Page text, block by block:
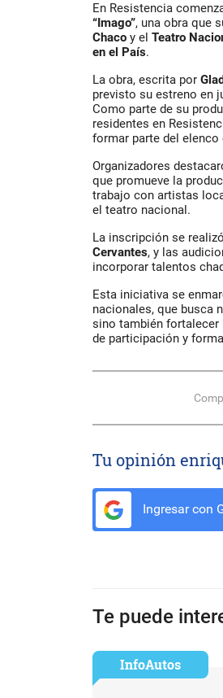
En Resistencia
“Imago”, una obra que
Chaco y el Teatro
en el País.
La obra, escrita por
previsto su estreno en
Como parte de su
residentes en
formar parte del
Organizadores
que promueve la
trabajo con artistas
el teatro nacional.
La inscripción se
Cervantes, y las
incorporar talentos
Esta iniciativa se
nacionales, que busca
sino también fortalecer
de participación y
Tu opinión
Ingresar con
Te puede
InfoAutos